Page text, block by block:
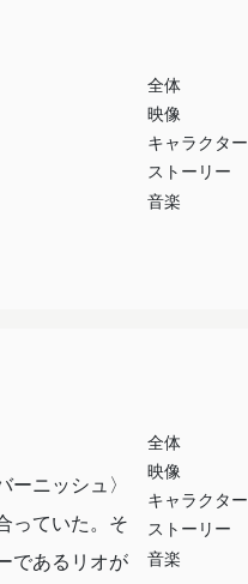
うんよ！！
とを全面に
加味しても)
けど、自分
との「お前に
全体
映像
キャラクター
ストーリー
音楽
全体
映像
キャラクター
ストーリー
音楽
ニッシュ〉
っていた。そ
であるリオが